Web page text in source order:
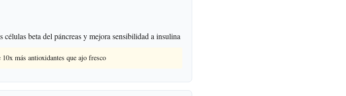
beta del páncreas y mejora sensibilidad a insulina
más antioxidantes que ajo fresco